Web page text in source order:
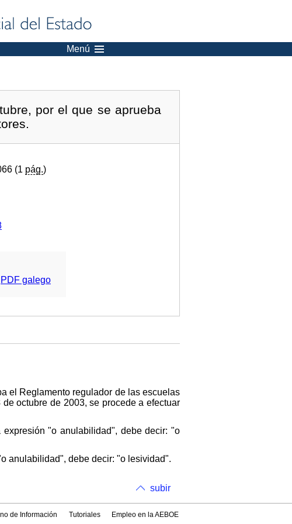
Menú
por el que se aprueba
(1 pág.)
PDF galego
el Reglamento regulador de las escuelas
octubre de 2003, se procede a efectuar
"o anulabilidad", debe decir: "o
anulabilidad", debe decir: "o lesividad".
subir
de Información Tutoriales Empleo en la AEBOE